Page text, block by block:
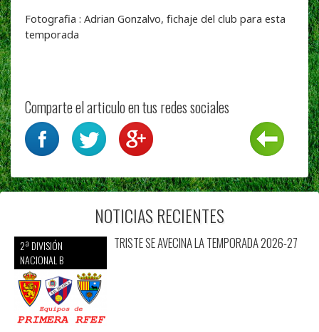
Fotografia : Adrian Gonzalvo, fichaje del club para esta
temporada
Comparte el articulo en tus redes sociales
NOTICIAS RECIENTES
2ª DIVISIÓN
NACIONAL B
TRISTE SE AVECINA LA TEMPORADA 2026-27